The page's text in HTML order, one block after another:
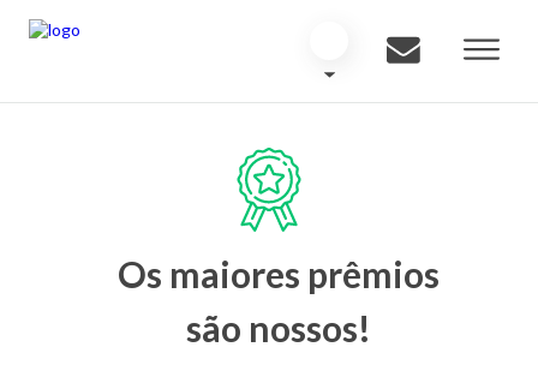
Os maiores prêmios
são nossos!